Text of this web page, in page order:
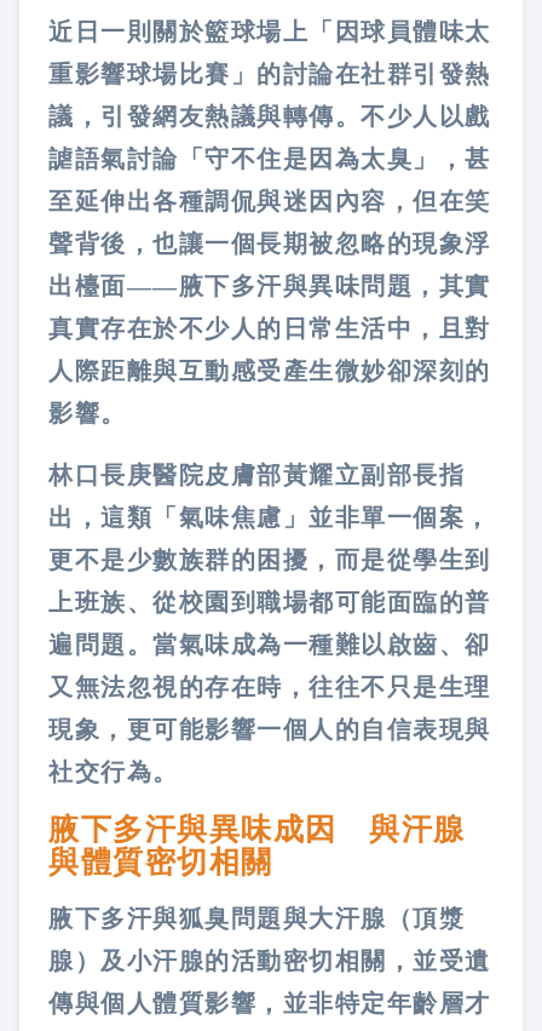
近日一則關於籃球場上「因球員體味太
重影響球場比賽」的討論在社群引發熱
議，引發網友熱議與轉傳。不少人以戲
謔語氣討論「守不住是因為太臭」，甚
至延伸出各種調侃與迷因內容，但在笑
聲背後，也讓一個長期被忽略的現象浮
出檯面——腋下多汗與異味問題，其實
真實存在於不少人的日常生活中，且對
人際距離與互動感受產生微妙卻深刻的
影響。
林口長庚醫院皮膚部黃耀立副部長指
出，這類「氣味焦慮」並非單一個案，
更不是少數族群的困擾，而是從學生到
上班族、從校園到職場都可能面臨的普
遍問題。當氣味成為一種難以啟齒、卻
又無法忽視的存在時，往往不只是生理
現象，更可能影響一個人的自信表現與
社交行為。
腋下多汗與異味成因 與汗腺
與體質密切相關
腋下多汗與狐臭問題與大汗腺（頂漿
腺）及小汗腺的活動密切相關，並受遺
傳與個人體質影響，並非特定年齡層才